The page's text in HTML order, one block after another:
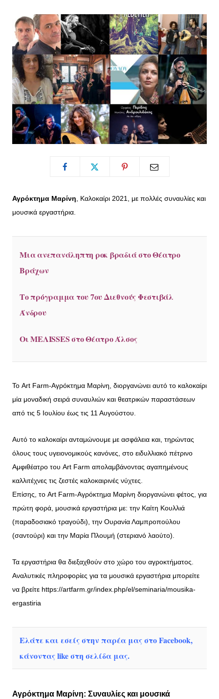
o
k
t
e
)
r
a
m
e
s
t
Αγρόκτημα Μαρίνη, Καλοκαίρι 2021, με πολλές συναυλίες και
μουσικά εργαστήρια.
Μια ανεπανάληπτη ροκ βραδιά στο Θέατρο
Βράχων
Το πρόγραμμα του 7ου Διεθνούς Φεστιβάλ
Άνδρου
Οι ΜΕΛΙSSES στο Θέατρο Άλσος
Το Art Farm-Αγρόκτημα Μαρίνη, διοργανώνει αυτό το καλοκαίρι
μία μοναδική σειρά συναυλιών και θεατρικών παραστάσεων
από τις 5 Ιουλίου έως τις 11 Αυγούστου.
Αυτό το καλοκαίρι ανταμώνουμε με ασφάλεια και, τηρώντας
όλους τους υγειονομικούς κανόνες, στο ειδυλλιακό πέτρινο
Αμφιθέατρο του Art Farm απολαμβάνοντας αγαπημένους
καλλιτέχνες τις ζεστές καλοκαιρινές νύχτες.
Επίσης, το Art Farm-Αγρόκτημα Μαρίνη διοργανώνει φέτος, για
πρώτη φορά, μουσικά εργαστήρια με: την Καίτη Κουλλιά
(παραδοσιακό τραγούδι), την Ουρανία Λαμπροπούλου
(σαντούρι) και την Μαρία Πλουμή (στεριανό λαούτο).
Τα εργαστήρια θα διεξαχθούν στο χώρο του αγροκτήματος.
Αναλυτικές πληροφορίες για τα μουσικά εργαστήρια μπορείτε
να βρείτε https://artfarm.gr/index.php/el/seminaria/mousika-
ergastiria
Ελάτε και εσείς στην παρέα μας στο Facebook,
κάνοντας like στη σελίδα μας.
Αγρόκτημα Μαρίνη: Συναυλίες και μουσικά